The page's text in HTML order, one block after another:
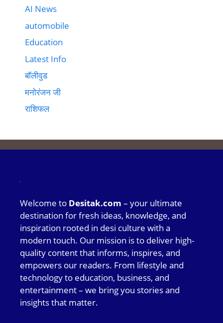
AI News
automobile
Education
Latest Info
बॉलीवुड
मनोरंजन जी
राशिफल
Welcome to Desitak.com – your ultimate
destination for fresh ideas, knowledge, and
inspiration rooted in desi culture with a
modern touch. Our mission is to deliver high-
quality content that informs, inspires, and
empowers our readers. From lifestyle and
technology to education, business, and
entertainment – we bring you stories and
insights that matter.